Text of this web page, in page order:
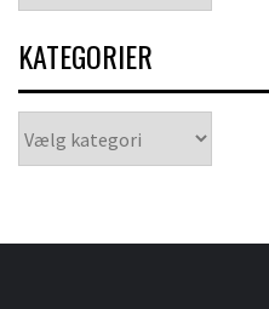
KATEGORIER